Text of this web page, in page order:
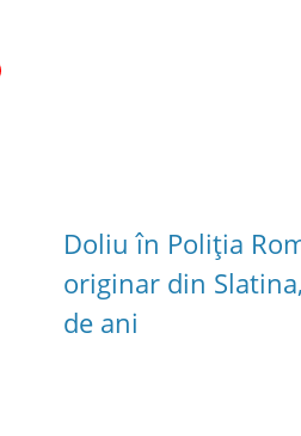
Doliu în Poliția
originar din
de ani